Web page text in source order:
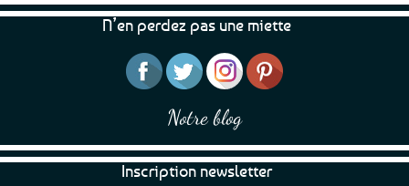
choisies
sur
page
du
N’en perdez pas une miette
Notre blog
Inscription newsletter